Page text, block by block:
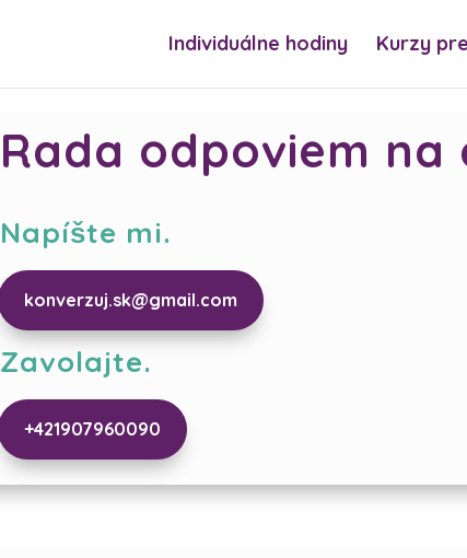
Individuálne hodiny Kurzy
Rada odpoviem
Napíšte mi.
konverzuj.sk@gmail.com
Zavolajte.
+421907960090